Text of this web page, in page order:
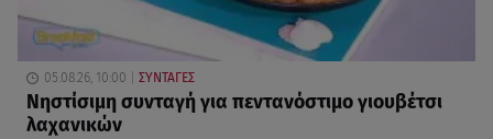
05.08.26, 10:00 ΣΥΝΤΑΓΕΣ
Νηστίσιμη συνταγή για πεντανόστιμο γιουβέτσι
λαχανικών